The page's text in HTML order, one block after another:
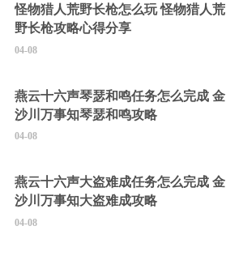
怪物猎人荒野长枪怎么玩 怪物猎人荒
野长枪攻略心得分享
04-08
燕云十六声琴瑟和鸣任务怎么完成 金
沙川万事知琴瑟和鸣攻略
04-08
燕云十六声大盗难成任务怎么完成 金
沙川万事知大盗难成攻略
04-08